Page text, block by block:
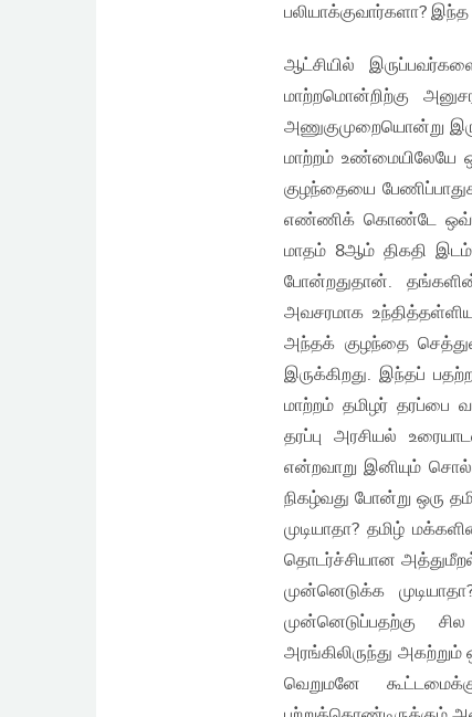
பலியாக்குவார்களா?
ஆட்சியில்
மாற்றமொன்றிற்கு
அணுகுமுறையொன்று
மாற்றம் உண்மையிலேயே
குழந்தையை
எண்ணிக் கொண்டே
மாதம் 8ஆம் திகதி
போன்றதுதான்.
அவசரமாக
அந்தக் குழந்தை
இருக்கிறது. இந்தப்
மாற்றம் தமிழர் தரப்பை
தரப்பு அரசியல்
என்றவாறு இனியும்
நிகழ்வது போன்று ஒரு
முடியாதா? தமிழ்
தொடர்ச்சியான
முன்னெடுக்க
முன்னெடுப்பதற்கு
அரங்கிலிருந்து
வெறுமனே